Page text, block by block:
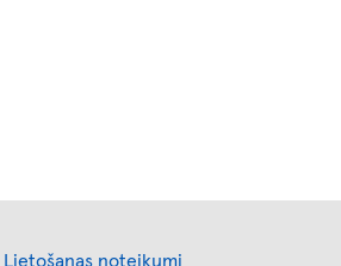
Lietošanas noteikumi